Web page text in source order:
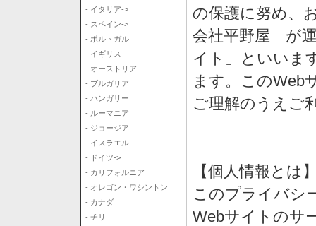
- イタリア->
- スペイン->
- ポルトガル
- イギリス
- オーストリア
- ブルガリア
- ハンガリー
- ルーマニア
- ジョージア
- イスラエル
- ドイツ->
- カリフォルニア
- オレゴン・ワシントン
- カナダ
- チリ
の保護に努め、
会社平野屋」が
イト」といいま
ます。このWeb
ご理解のうえご
【個人情報とは
このプライバシ
Webサイトのサ